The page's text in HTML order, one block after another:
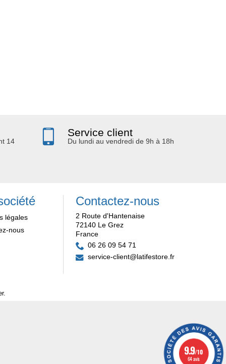
14
Service client
Du lundi au vendredi de 9h à 18h
légales
nous
Contactez-nous
2 Route d'Hantenaise
72140 Le Grez
France
06 26 09 54 71
service-client@latifestore.fr
.
9.9/10
64 avis